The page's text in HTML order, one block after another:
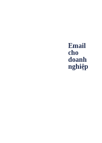
Email
cho
doanh
nghiệp